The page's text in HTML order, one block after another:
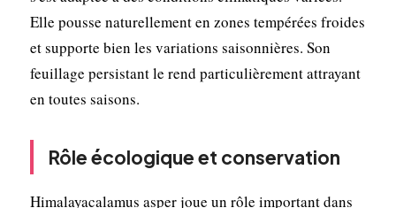
Elle pousse naturellement en zones tempérées froides
et supporte bien les variations saisonnières. Son
feuillage persistant le rend particulièrement attrayant
en toutes saisons.
Rôle écologique et conservation
Himalayacalamus asper joue un rôle important dans